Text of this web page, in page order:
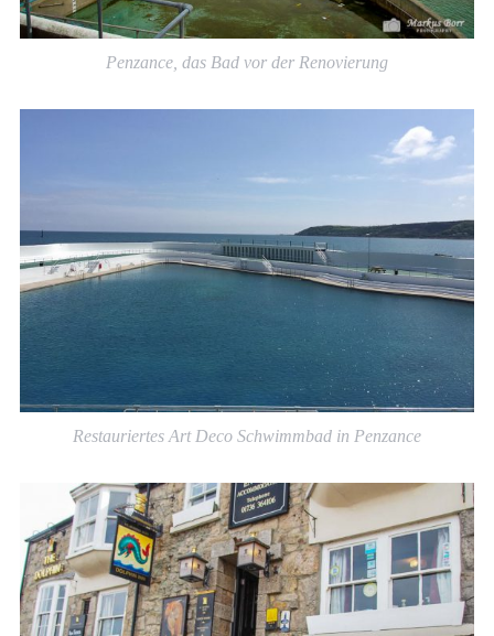
Penzance, das Bad vor der Renovierung
Restauriertes Art Deco Schwimmbad in Penzance